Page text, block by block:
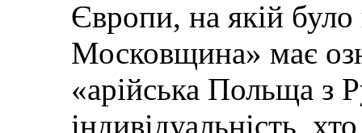
Європи, на якій
Московщина» має
«арійська Польща
індивідуальність,